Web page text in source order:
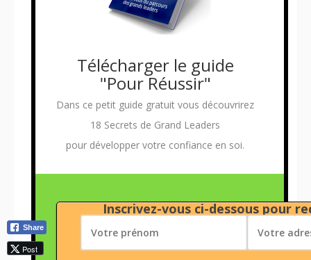
Télécharger le guide
"Pour Réussir"
Dans ce petit guide gratuit vous découvrirez
18 Secrets de Grand Leaders
pour développer votre confiance en soi.
Inscrivez-vous ci-dessous pour
Share
Post